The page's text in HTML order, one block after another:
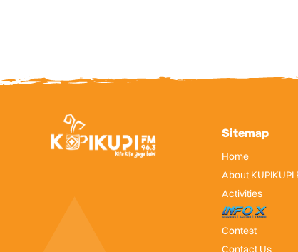
Sitemap
Home
About KUPIKUPI
Activities
InfoX
Contest
Contact Us